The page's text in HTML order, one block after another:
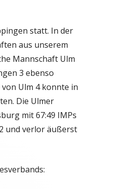
statt. In der
aus unserem
Mannschaft Ulm
3 ebenso
Ulm 4 konnte in
Die Ulmer
mit 67:49 IMPs
und verlor äußerst